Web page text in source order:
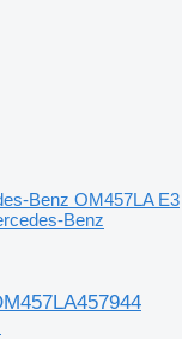
Benz OM457LA E3
Benz